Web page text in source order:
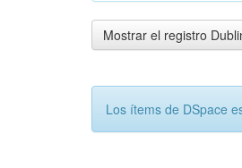
Mostrar el registro
Los ítems de DSpace